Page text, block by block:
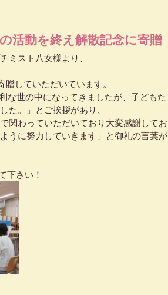
活動を終え解散記念に寄贈
ミスト八女様より、
していただいています。
な世の中になってきましたが、子どもた
た。」とご挨拶があり、
関わっていただいており大変感謝してお
うに努力していきます」と御礼の言葉が
下さい！